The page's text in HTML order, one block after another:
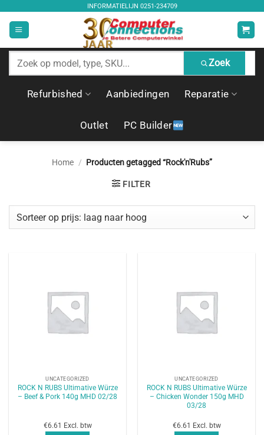
inhoud
INFORMATIELIJN 0251-234709
Zoek
producten
Zoek
Refurbished Aanbiedingen Reparatie
Outlet PC Builder
Home / Producten getagged “Rock'n'Rubs”
FILTER
UNCATEGORIZED
ROCK N RUBS Ultimative Würze
– Beef & Pork 140g MHD 02/28
€6.61 Excl. btw
UNCATEGORIZED
ROCK N RUBS Ultimative Würze
– Chicken Wonder 150g MHD
03/28
€6.61 Excl. btw